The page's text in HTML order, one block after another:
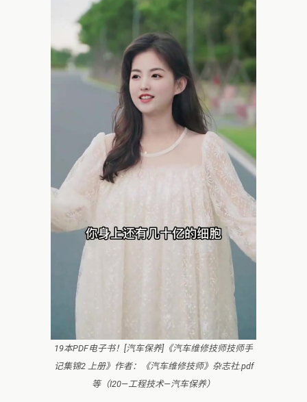
19本PDF电子书！[汽车保养]《汽车维修技师技师手
记集锦2 上册》作者：《汽车维修技师》杂志社.pdf
等（I20—工程技术—汽车保养）